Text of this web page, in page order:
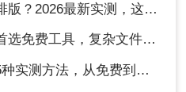
测，这5种方法从免费到专业全搞定！
具，复杂文件再上专业软件！
法，从免费到专业全攻略！